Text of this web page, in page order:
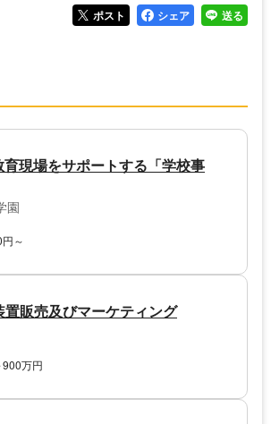
ポスト シェア 送る
現場をサポートする「学校事
園
～
置販売及びマーケティング
万円